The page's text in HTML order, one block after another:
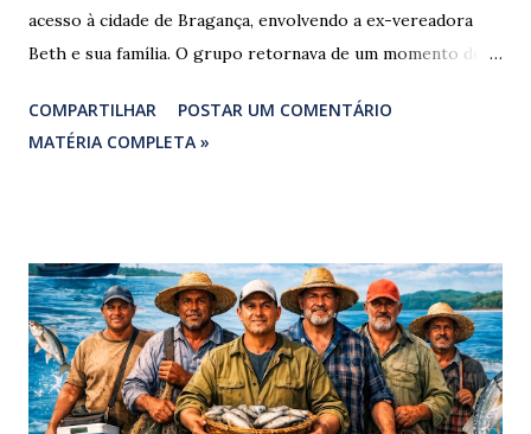
acesso à cidade de Bragança, envolvendo a ex-vereadora
Beth e sua família. O grupo retornava de um momento de
vereadora e irmão dos ex-vereadores de Bragança, Mauro
Rodrigues e Zeca Rodrigues , estava voltando do
família foi atingido por uma caminhonete. O condutor da
mesma apresentava sinais visíveis de embriaguez, e
diversas latas de bebidas alcoólicas foram avistadas no
interior do veículo. O motorista, identificado por
moradores locais como irmão do vereador "Neguinho do
COMPARTILHAR
POSTAR UM COMENTÁRIO
MATÉRIA COMPLETA »